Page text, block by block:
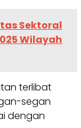
Sektoral
Wilayah
terlibat
segan
dengan